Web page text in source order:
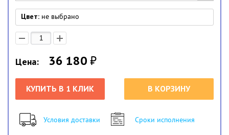
Цвет: не выбрано
Цена: 36 180₽
КУПИТЬ В 1 КЛИК В КОРЗИНУ
Условия доставки Сроки исполнения